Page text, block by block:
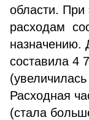
области.
расходам
назначению.
составила 4
Расходная
(стала